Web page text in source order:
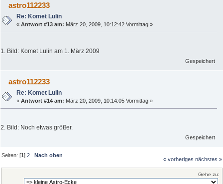
astro112233
Re: Komet Lulin
«Antwort #13 am: März 20, 2009, 10:12:42 Vormittag »
1. Bild: Komet Lulin am 1. März 2009
Gespeichert
astro112233
Re: Komet Lulin
«Antwort #14 am: März 20, 2009, 10:14:05 Vormittag »
2. Bild: Noch etwas größer.
Gespeichert
Seiten: [1]2 Nach oben
« vorheriges nächstes »
Gehe zu: